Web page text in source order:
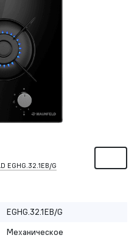
EGHG.32.1EB/G
EGHG.32.1EB/G
Механическое